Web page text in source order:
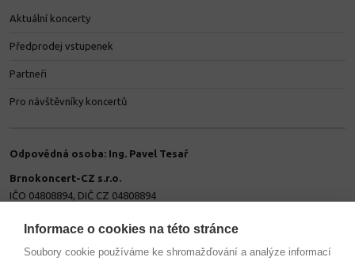
Aktuální koncerty
Předprodej vstupenek
Partneři
Pro návštěvníky koncertů
Odpovědná osoba: Ing. Pavel Tesař
Brnokoncert-CZ s.r.o.
IČO 04808894, DIČ CZ 04808894
Minská 91/15, Žabovřesky, 616 00 Brno
Informace o cookies na této stránce
Soubory cookie používáme ke shromažďování a analýze informací